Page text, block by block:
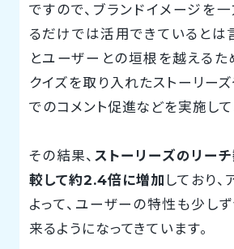
ですので、ブランドイメージを
るだけでは活用できているとは
とユーザーとの垣根を越えるた
クイズを取り入れたストーリーズ
でのコメント促進などを実施して
その結果、 ストーリーズのリー
較して約2.4倍に増加 しており
よって、ユーザーの特性も少し
来るようになってきています。